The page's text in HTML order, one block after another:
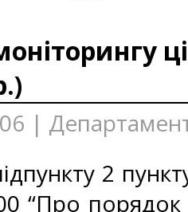
|
2
“Про порядок